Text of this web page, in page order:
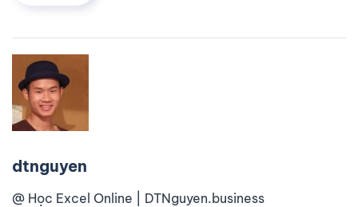
dtnguyen
@ Học Excel Online | DTNguyen.business